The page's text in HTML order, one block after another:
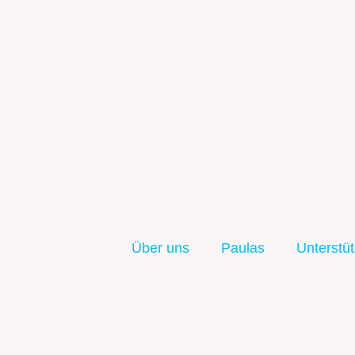
Über uns Paulas